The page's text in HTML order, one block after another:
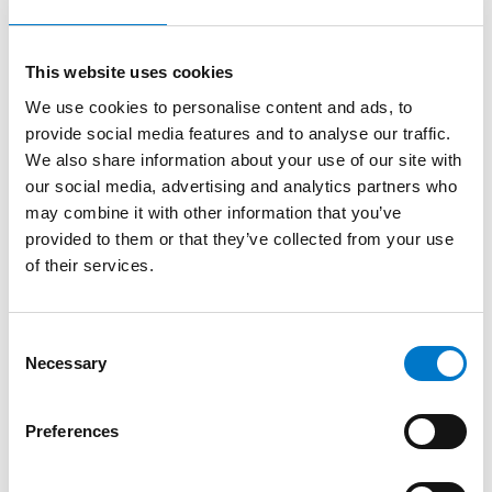
This website uses cookies
We use cookies to personalise content and ads, to
provide social media features and to analyse our traffic.
We also share information about your use of our site with
our social media, advertising and analytics partners who
may combine it with other information that you’ve
provided to them or that they’ve collected from your use
of their services.
Necessary
Preferences
Produktinformation
Beskrivning
L52 Handhållen söklampa (HHS) är en liten, bärbar
handhållen lampa med magnetfäste. Tack vare sin
kompakta design kan den fästas tillfälligt var som helst
att L52 HHS lyser där ljuset behövs.